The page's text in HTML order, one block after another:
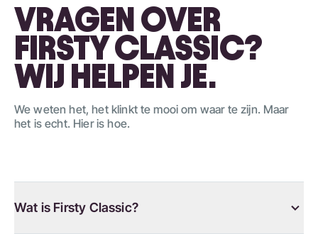
VRAGEN OVER
FIRSTY CLASSIC?
WIJ HELPEN JE.
We weten het, het klinkt te mooi om waar te zijn. Maar
het is echt. Hier is hoe.
Wat is Firsty Classic?